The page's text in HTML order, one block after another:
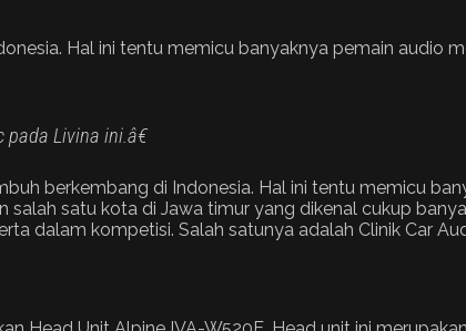
Hal ini tentu memicu banyaknya pemain audio
Livina ini.â€
berkembang di Indonesia. Hal ini tentu memicu
satu kota di Jawa timur yang dikenal cukup
dalam kompetisi. Salah satunya adalah Clinik Car